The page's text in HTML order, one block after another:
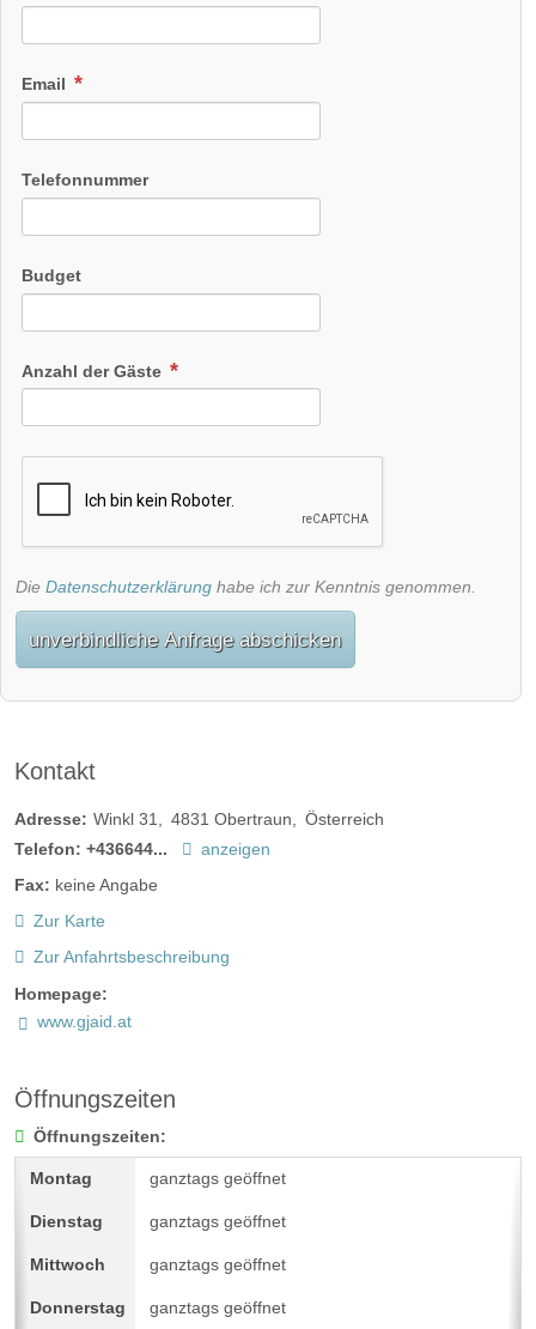
Email
Telefonnummer
Budget
Anzahl der Gäste
Die Datenschutzerklärung habe ich zur Kenntnis genommen.
unverbindliche Anfrage abschicken
Kontakt
Adresse: Winkl 31 4831 Obertraun
Österreich
Telefon: +436644...
anzeigen
Fax: keine Angabe
Zur Karte
Zur Anfahrtsbeschreibung
Homepage:
www.gjaid.at
Öffnungszeiten
Öffnungszeiten:
ganztags geöffnet
ganztags geöffnet
ganztags geöffnet
ganztags geöffnet